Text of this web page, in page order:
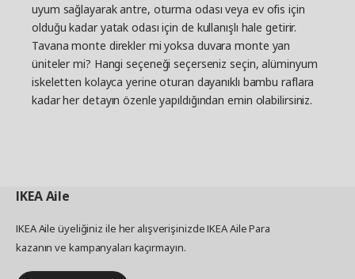
uyum sağlayarak antre, oturma odası veya ev ofis için
olduğu kadar yatak odası için de kullanışlı hale getirir.
Tavana monte direkler mi yoksa duvara monte yan
üniteler mi? Hangi seçeneği seçerseniz seçin, alüminyum
iskeletten kolayca yerine oturan dayanıklı bambu raflara
kadar her detayın özenle yapıldığından emin olabilirsiniz.
IKEAAile
IKEA Aile üyeliğiniz ile her alışverişinizde IKEA Aile Para
kazanın ve kampanyaları kaçırmayın.